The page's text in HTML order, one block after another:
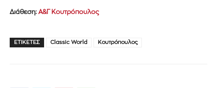
Διάθεση: Α&Γ Κουτρόπουλος
ΕΤΙΚΈΤΕΣ Classic World Κουτρόπουλος